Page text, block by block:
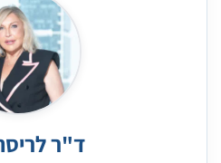
ד"ר